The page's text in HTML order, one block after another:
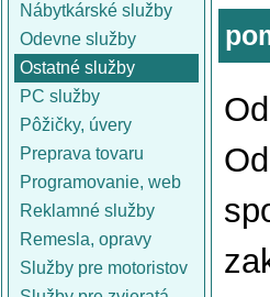
Nábytkárské služby
Odevne služby
Ostatné služby
PC služby
Pôžičky, úvery
Preprava tovaru
Programovanie, web
Reklamné služby
Remesla, opravy
Služby pre motoristov